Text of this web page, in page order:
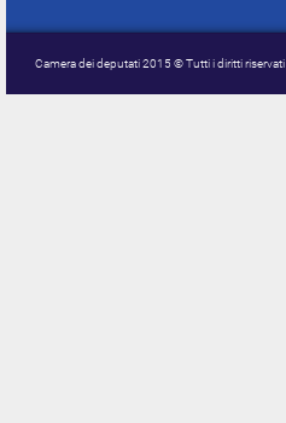
Camera dei deputati 2015 © Tutti i diritti riservati